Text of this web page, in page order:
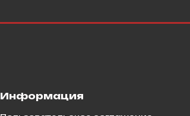
Информация